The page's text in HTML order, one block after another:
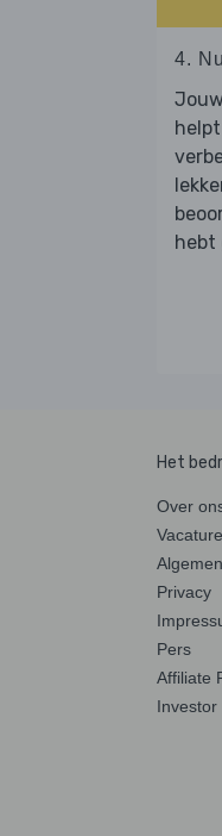
4.
hebt
Het
Over
Privacy
Pers
Affiliate
Investor